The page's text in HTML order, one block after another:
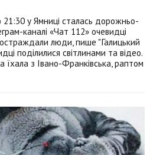
21:30 у Ямниці сталась дорожньо-
каналі «Чат 112» очевидці
люди, пише "Галицький
поділилися світлинами та відео.
їхала з Івано-Франківська, раптом